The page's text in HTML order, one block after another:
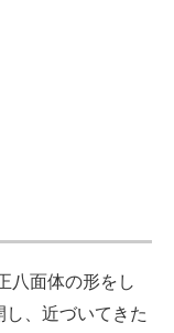
八面体の形をし
、近づいてきた